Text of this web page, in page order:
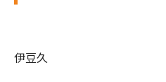
伊豆久